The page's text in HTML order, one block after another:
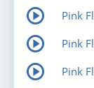
Pink
Pink
Pink